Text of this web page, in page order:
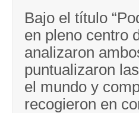
Bajo el título
en pleno centro
analizaron
puntualizaron
el mundo y
recogieron en